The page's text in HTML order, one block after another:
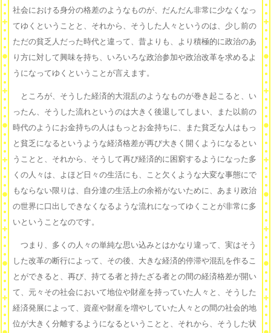
社会における身分の格差のようなものが、だんだん非常に少なくなっ
てゆくということと、それから、そうした人々というのは、少し前の
ただの貧乏人だった時代と違って、昔よりも、より積極的に政治のあ
り方に対して興味を持ち、いろいろな政治参加や政治改革を求めるよ
うになってゆくということが言えます。
ところが、そうした経済的大混乱のようなものが巻き起こると、い
ったん、そうした流れというのは大きく後退してしまい、また以前の
時代のようにお金持ちの人はもっとお金持ちに、また貧乏な人はもっ
と貧乏になるというような経済格差が再び大きく開くようになるとい
うことと、それから、そうして再び経済的に困窮するようになった多
くの人々は、よほど日々の生活にも、こと欠くような大変な事態にで
もならない限りは、自分達の生活上の余裕がないために、あまり政治
の世界に口出しできなくなるような流れになってゆくことが非常に多
いということなのです。
つまり、多くの人々の単純な思い込みとはかなり違って、実はそう
した改革の断行によって、その後、大きな経済的停滞や混乱を作るこ
とができると、再び、持てる者と持たざる者との間の経済格差が開い
て、元々その社会において地位や財産を持っていた人々と、そうした
経済発展によって、資産や財産を増やしていた人々との間の社会的地
位が大きく分離するようになるということと、それから、そうした状